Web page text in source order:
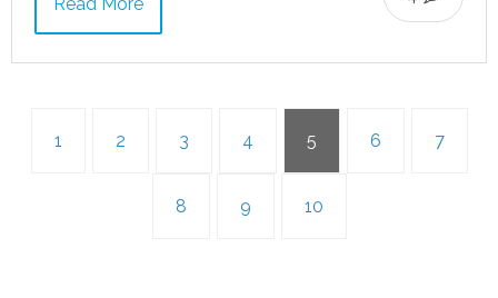
1 2 3 4 5 6 7
8 9 10